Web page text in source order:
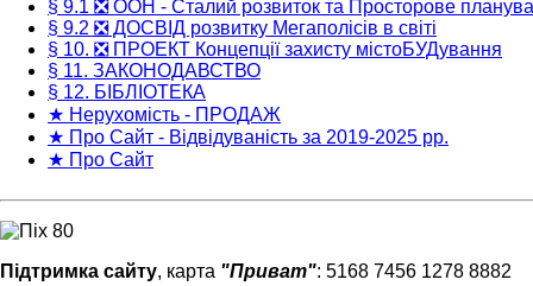
§ 9.1 ❎ ООН - Сталий розвиток та Просторове
§ 9.2 ❎ ДОСВІД розвитку Мегаполісів в світі
§ 10. ❎ ПРОЕКТ Концепції захисту містоБУДування
§ 11. ЗАКОНОДАВСТВО
§ 12. БІБЛІОТЕКА
★ Нерухомість - ПРОДАЖ
★ Про Сайт - Відвідуваність за 2019-2025 рр.
★ Про Сайт
Підтримка сайту, карта "Приват": 5168 7456 1278 8882